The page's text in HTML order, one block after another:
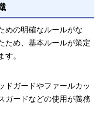
めの明確なルールがな
ため、基本ルールが策定
す。
ドガードやファールカッ
ガードなどの使用が義務